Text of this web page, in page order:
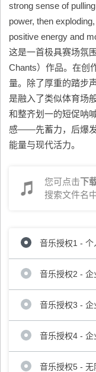
strong sense of
power, then
positive energy and
这是一首极具赛场氛
Chants）作品。在创
量。除了厚重的踏步
是融入了类似体育场
和整齐划一的短促呐
感——先蓄力，后爆发
能量与现代活力。
您可点击下
搜索文件名
音乐授权1 - 个
音乐授权2 - 企
音乐授权3 - 企
音乐授权4 - 企
音乐授权5 - 无